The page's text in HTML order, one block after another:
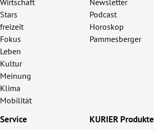
Wirtschaft
Stars
freizeit
Fokus
Leben
Kultur
Meinung
Klima
Mobilität
Newsletter
Podcast
Horoskop
Pammesberger
Service KURIER Produkte